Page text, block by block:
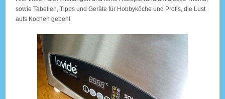
sowie Tabellen, Tipps und Geräte für Hobbyköche und Profis, die Lust
aufs Kochen geben!